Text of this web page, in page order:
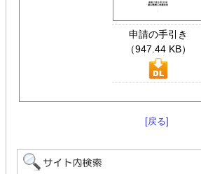
申請の手引き
（947.44 KB）
[戻る]